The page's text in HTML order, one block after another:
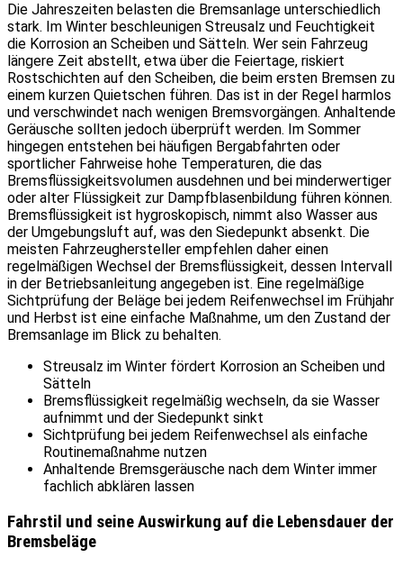
Die Jahreszeiten belasten die Bremsanlage unterschiedlich
stark. Im Winter beschleunigen Streusalz und Feuchtigkeit
die Korrosion an Scheiben und Sätteln. Wer sein Fahrzeug
längere Zeit abstellt, etwa über die Feiertage, riskiert
Rostschichten auf den Scheiben, die beim ersten Bremsen zu
einem kurzen Quietschen führen. Das ist in der Regel harmlos
und verschwindet nach wenigen Bremsvorgängen. Anhaltende
Geräusche sollten jedoch überprüft werden. Im Sommer
hingegen entstehen bei häufigen Bergabfahrten oder
sportlicher Fahrweise hohe Temperaturen, die das
Bremsflüssigkeitsvolumen ausdehnen und bei minderwertiger
oder alter Flüssigkeit zur Dampfblasenbildung führen können.
Bremsflüssigkeit ist hygroskopisch, nimmt also Wasser aus
der Umgebungsluft auf, was den Siedepunkt absenkt. Die
meisten Fahrzeughersteller empfehlen daher einen
regelmäßigen Wechsel der Bremsflüssigkeit, dessen Intervall
in der Betriebsanleitung angegeben ist. Eine regelmäßige
Sichtprüfung der Beläge bei jedem Reifenwechsel im Frühjahr
und Herbst ist eine einfache Maßnahme, um den Zustand der
Bremsanlage im Blick zu behalten.
Streusalz im Winter fördert Korrosion an Scheiben und
Sätteln
Bremsflüssigkeit regelmäßig wechseln, da sie Wasser
aufnimmt und der Siedepunkt sinkt
Sichtprüfung bei jedem Reifenwechsel als einfache
Routinemaßnahme nutzen
Anhaltende Bremsgeräusche nach dem Winter immer
fachlich abklären lassen
Fahrstil und seine Auswirkung auf die Lebensdauer der
Bremsbeläge